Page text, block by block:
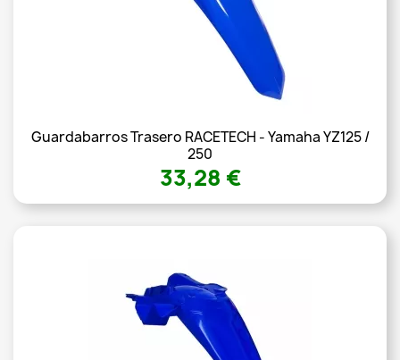
Guardabarros Trasero RACETECH - Yamaha YZ125 /
250
33,28 €